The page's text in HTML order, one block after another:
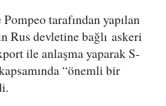
tarafından yapılan
Rus devletine bağlı askeri
ile anlaşma yaparak S-
“önemli bir